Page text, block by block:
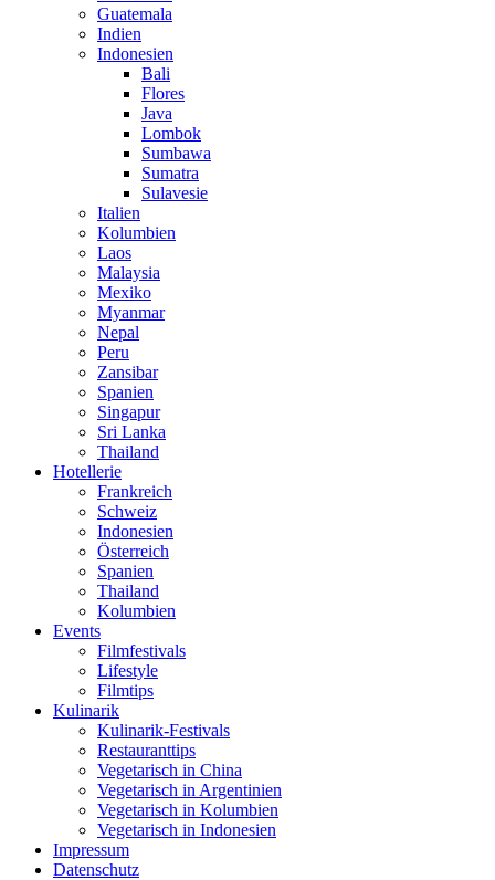
Guatemala
Indien
Indonesien
Bali
Flores
Java
Lombok
Sumbawa
Sumatra
Sulavesie
Italien
Kolumbien
Laos
Malaysia
Mexiko
Myanmar
Nepal
Peru
Zansibar
Spanien
Singapur
Sri Lanka
Thailand
Hotellerie
Frankreich
Schweiz
Indonesien
Österreich
Spanien
Thailand
Kolumbien
Events
Filmfestivals
Lifestyle
Filmtips
Kulinarik
Kulinarik-Festivals
Restauranttips
Vegetarisch in China
Vegetarisch in Argentinien
Vegetarisch in Kolumbien
Vegetarisch in Indonesien
Impressum
Datenschutz